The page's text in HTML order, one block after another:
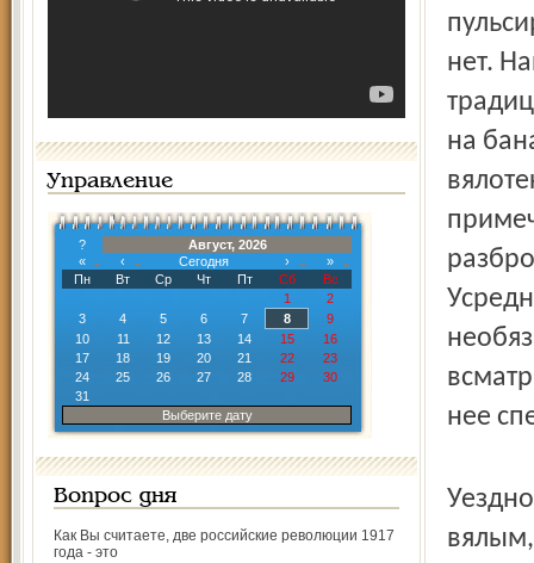
Управление
?
Август, 2026
«
‹ Сегодня ›
»
Пн
Вт Ср Чт Пт Сб
Вс
1
2
3
4 5 6 7 8
9
10
11 12 13 14 15
16
17
18 19 20 21 22
23
24
25 26 27 28 29
30
31
Выберите дату
Вопрос дня
Как Вы считаете, две российские революции 1917
года - это
нет.
на
нее
вялым,